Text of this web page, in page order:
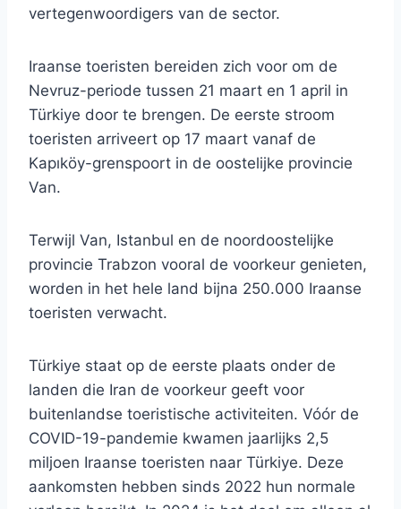
vertegenwoordigers van de sector.
Iraanse toeristen bereiden zich voor om de
Nevruz-periode tussen 21 maart en 1 april in
Türkiye door te brengen. De eerste stroom
toeristen arriveert op 17 maart vanaf de
Kapıköy-grenspoort in de oostelijke provincie
Van.
Terwijl Van, Istanbul en de noordoostelijke
provincie Trabzon vooral de voorkeur genieten,
worden in het hele land bijna 250.000 Iraanse
toeristen verwacht.
Türkiye staat op de eerste plaats onder de
landen die Iran de voorkeur geeft voor
buitenlandse toeristische activiteiten. Vóór de
COVID-19-pandemie kwamen jaarlijks 2,5
miljoen Iraanse toeristen naar Türkiye. Deze
aankomsten hebben sinds 2022 hun normale